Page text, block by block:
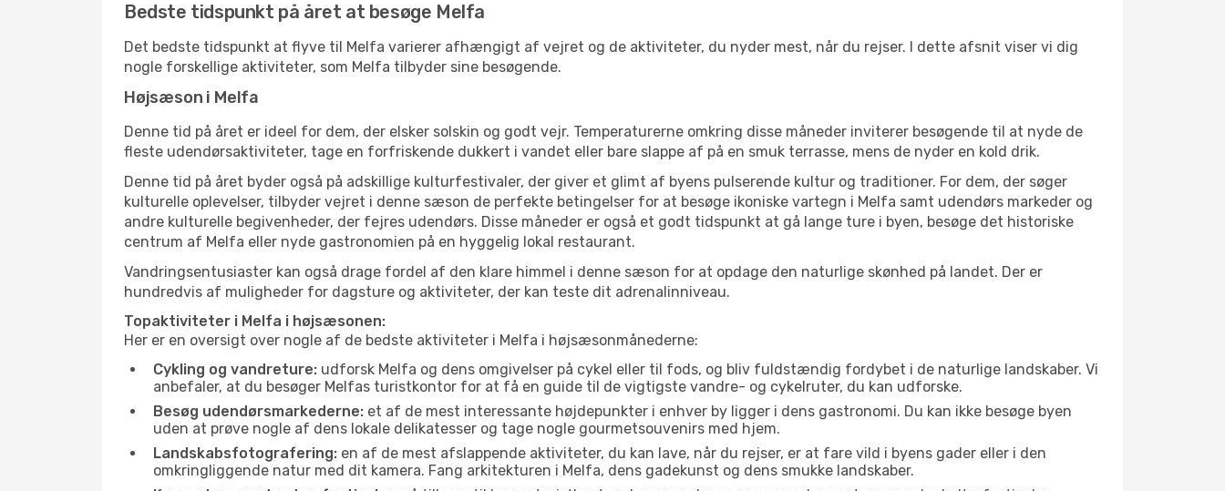
Bedste tidspunkt på året at besøge Melfa
Det bedste tidspunkt at flyve til Melfa varierer afhængigt af vejret og de aktiviteter, du nyder mest, når du rejser. I dette afsnit viser vi dig
nogle forskellige aktiviteter, som Melfa tilbyder sine besøgende.
Højsæson i Melfa
Denne tid på året er ideel for dem, der elsker solskin og godt vejr. Temperaturerne omkring disse måneder inviterer besøgende til at nyde de
fleste udendørsaktiviteter, tage en forfriskende dukkert i vandet eller bare slappe af på en smuk terrasse, mens de nyder en kold drik.
Denne tid på året byder også på adskillige kulturfestivaler, der giver et glimt af byens pulserende kultur og traditioner. For dem, der søger
kulturelle oplevelser, tilbyder vejret i denne sæson de perfekte betingelser for at besøge ikoniske vartegn i Melfa samt udendørs markeder og
andre kulturelle begivenheder, der fejres udendørs. Disse måneder er også et godt tidspunkt at gå lange ture i byen, besøge det historiske
centrum af Melfa eller nyde gastronomien på en hyggelig lokal restaurant.
Vandringsentusiaster kan også drage fordel af den klare himmel i denne sæson for at opdage den naturlige skønhed på landet. Der er
hundredvis af muligheder for dagsture og aktiviteter, der kan teste dit adrenalinniveau.
Topaktiviteter i Melfa i højsæsonen:
Her er en oversigt over nogle af de bedste aktiviteter i Melfa i højsæsonmånederne:
Cykling og vandreture: udforsk Melfa og dens omgivelser på cykel eller til fods, og bliv fuldstændig fordybet i de naturlige landskaber. Vi
anbefaler, at du besøger Melfas turistkontor for at få en guide til de vigtigste vandre- og cykelruter, du kan udforske.
Besøg udendørsmarkederne: et af de mest interessante højdepunkter i enhver by ligger i dens gastronomi. Du kan ikke besøge byen
uden at prøve nogle af dens lokale delikatesser og tage nogle gourmetsouvenirs med hjem.
Landskabsfotografering: en af de mest afslappende aktiviteter, du kan lave, når du rejser, er at fare vild i byens gader eller i den
omkringliggende natur med dit kamera. Fang arkitekturen i Melfa, dens gadekunst og dens smukke landskaber.